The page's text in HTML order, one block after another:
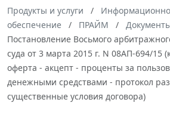
Продукты и услуги
обеспечение
ПРАЙМ
Постановление Восьмого
суда от 3 марта 2015 г. N 08АП-694/15
оферта - акцепт - проценты за
денежными средствами - протокол
существенные условия договора)